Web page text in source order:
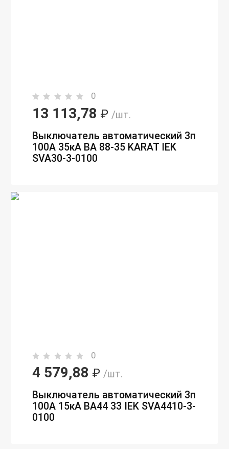
0
13 113,78 ₽ /шт.
Выключатель автоматический 3п
100А 35кА ВА 88-35 KARAT IEK
SVA30-3-0100
0
4 579,88 ₽ /шт.
Выключатель автоматический 3п
100А 15кА ВА44 33 IEK SVA4410-3-
0100